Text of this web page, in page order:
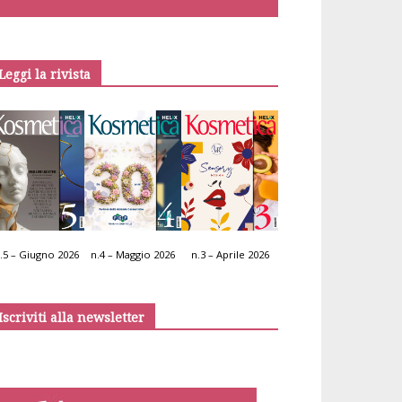
la rivista
– Giugno 2026 n.4 – Maggio 2026 n.3 – Aprile 2026
alla newsletter